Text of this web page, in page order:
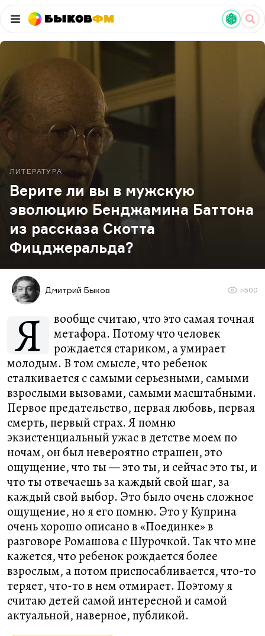
БыковФМ
ЛИТЕРАТУРА
Верите ли вы в мужскую
эволюцию Бенджамина Баттона
из рассказа Скотта
Фицджеральда?
Дмитрий Быков >500
Я
вообще считаю, что это самая точная
метафора. Потому что человек
рождается стариком, а умирает
молодым. В том смысле, что ребенок
сталкивается с самыми серьезными, самыми
взрослыми вызовами, самыми масштабными.
Первое предательство, первая любовь, первая
смерть, первый страх. Я помню
экзистенциальный ужас в детстве моем по
ночам, он был невероятно страшен, это
ощущение, что ты — это ты, и сейчас это ты, и
что ты отвечаешь за каждый свой шаг, за
каждый свой выбор. Это было очень сложное
ощущение, но я его помню. Это у Куприна
очень хорошо описано в «Поединке» в
разговоре Ромашова с Шурочкой. Так что мне
кажется, что ребенок рождается более
взрослым, а потом приспосабливается, что-то
теряет, что-то в нем отмирает. Поэтому я
считаю детей самой интересной и самой
актуальной, наверное, публикой.